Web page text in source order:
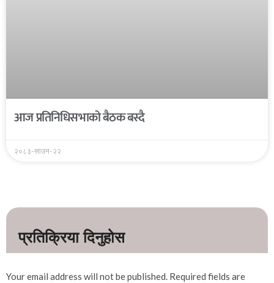
आज प्रतिनिधिसभाको बैठक बस्दै
२०८३-साउन-२२
Your email address will not be published. Required fields are